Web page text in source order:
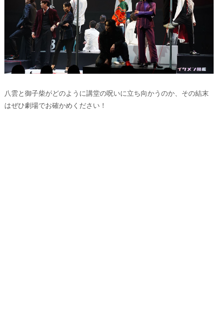
八雲と御子柴がどのように講堂の呪いに立ち向かうのか、その結末
はぜひ劇場でお確かめください！